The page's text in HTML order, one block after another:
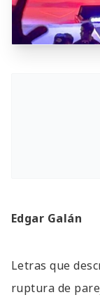
Edgar Galán
Letras que
ruptura de